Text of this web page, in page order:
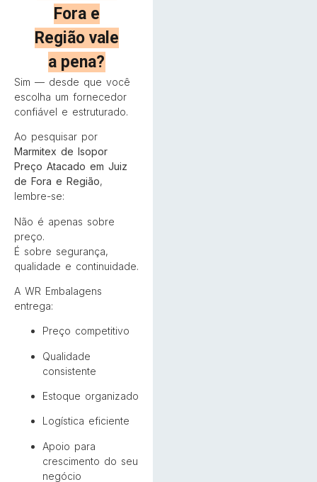
Fora e
Região vale
a pena?
Sim — desde que você
escolha um fornecedor
confiável e estruturado.
Ao pesquisar por
Marmitex de Isopor
Preço Atacado em Juiz
de Fora e Região,
lembre-se:
Não é apenas sobre
preço.
É sobre segurança,
qualidade e continuidade.
A WR Embalagens
entrega:
Preço competitivo
Qualidade
consistente
Estoque organizado
Logística eficiente
Apoio para
crescimento do seu
negócio